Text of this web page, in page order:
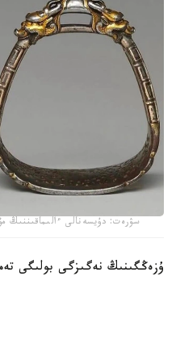
سۋرەت: دۇيسەنالى ءالىماقىننىڭ
ۇزەڭگىنىڭ نەگىزگى بولىگى